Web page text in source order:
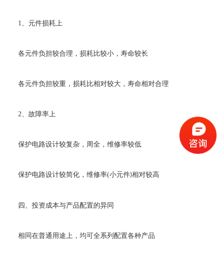
1、元件损耗上
各元件负担较合理，损耗比较小，寿命较长
各元件负担较重，损耗比相对较大，寿命相对合理
2、故障率上
保护电路设计较复杂，周全，维修率较低
保护电路设计较简化，维修率(小元件)相对较高
四、投资成本与产品配置的异同
相同在普通用途上，均可全系列配置各种产品